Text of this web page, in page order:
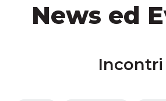
News ed
Incontri